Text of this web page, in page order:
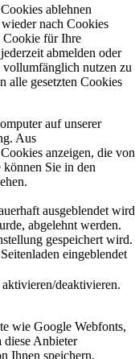
ablehnen
nach Cookies
Cookie für Ihre
abmelden oder
vollumfänglich nutzen zu
alle gesetzten Cookies
auf unserer
Aus
anzeigen, die von
können Sie in den
ausgeblendet wird
abgelehnt werden.
gespeichert wird.
eingeblendet
deaktivieren.
wie Google Webfonts,
diese Anbieter
Ihnen speichern,